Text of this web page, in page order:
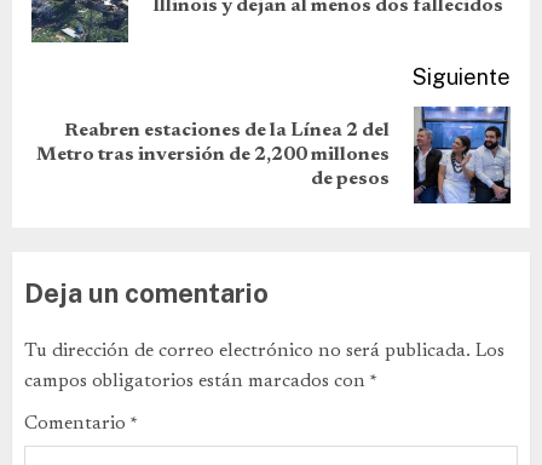
Illinois y dejan al menos dos fallecidos
Siguiente
Reabren estaciones de la Línea 2 del
Metro tras inversión de 2,200 millones
de pesos
Deja un comentario
Tu dirección de correo electrónico no será publicada. Los
campos obligatorios están marcados con *
Comentario *